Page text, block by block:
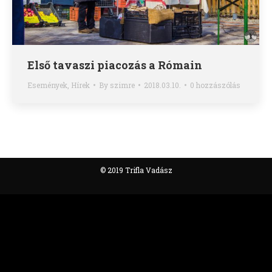
Első tavaszi piacozás a Rómain
Események Hírek By szimre 2018.03.10. 0 hozzászólás
© 2019 Trifla Vadász